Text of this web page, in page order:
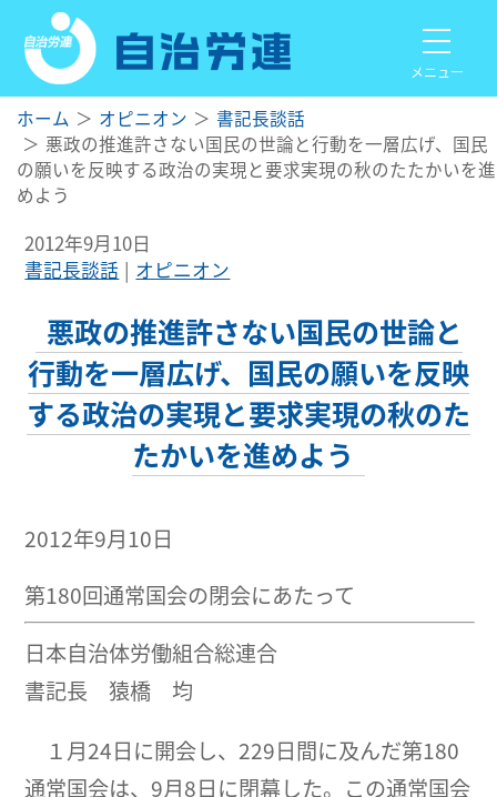
メニュー
ホーム オピニオン
書記長談話
悪政の推進許さない国民の世論と行動を一層広げ、国民
の願いを反映する政治の実現と要求実現の秋のたたかいを進
めよう
2012年9月10日
書記長談話
オピニオン
悪政の推進許さない国民の世論と
行動を一層広げ、国民の願いを反映
する政治の実現と要求実現の秋のた
たかいを進めよう
2012年9月10日
第180回通常国会の閉会にあたって
日本自治体労働組合総連合
書記長 猿橋 均
１月24日に開会し、229日間に及んだ第180
通常国会は、9月8日に閉幕した。この通常国会